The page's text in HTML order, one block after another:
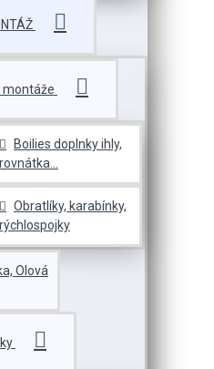
montáže
Boilies doplnky ihly,
rovnátka...
Obratlíky, karabínky,
rýchlospojky
Olová